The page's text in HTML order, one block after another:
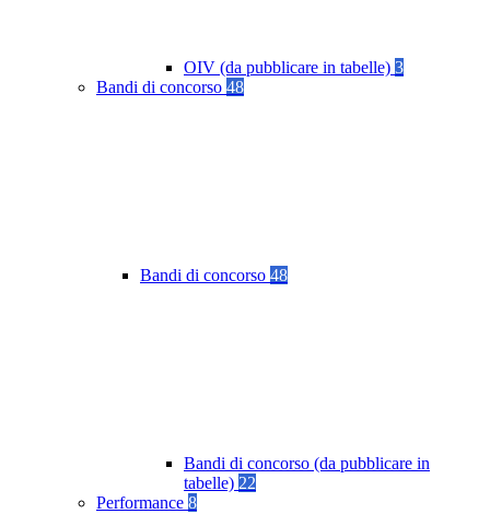
OIV (da pubblicare in tabelle) 3
Bandi di concorso 48
Bandi di concorso 48
Bandi di concorso (da pubblicare in
tabelle) 22
Performance 8